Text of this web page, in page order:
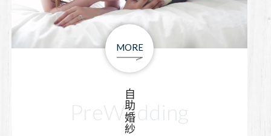
MORE
PreWedding
自助婚紗